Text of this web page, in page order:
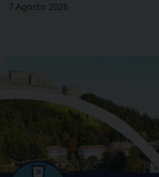
Skip7 Agosto 2026